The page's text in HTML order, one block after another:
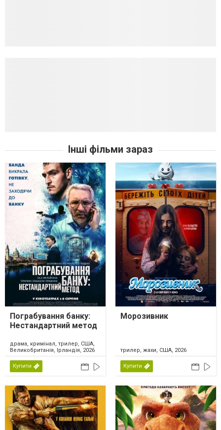
Інші фільми зараз
Пограбування банку:
Нестандартний метод
драма, кримінал, трилер, США,
Великобританія, Ірландія, 2026
Купити
Морозивник
трилер, жахи, США, 2026
Купити